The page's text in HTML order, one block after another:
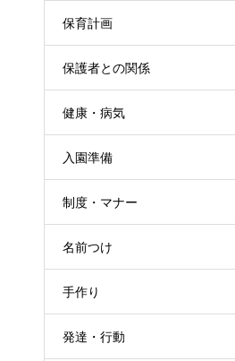
保育計画
保護者との関係
健康・病気
入園準備
制度・マナー
名前つけ
手作り
発達・行動